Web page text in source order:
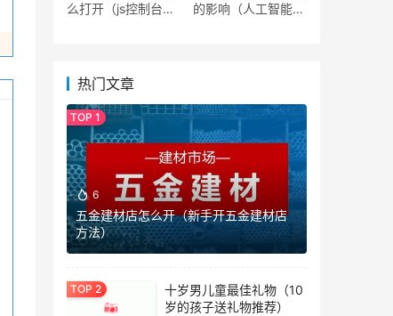
么打开（js控制台使
的影响（人工智能发
热门文章
6
五金建材店怎么开（新手开五金建材店
方法）
十岁男儿童最佳礼物（10
岁的孩子送礼物推荐）